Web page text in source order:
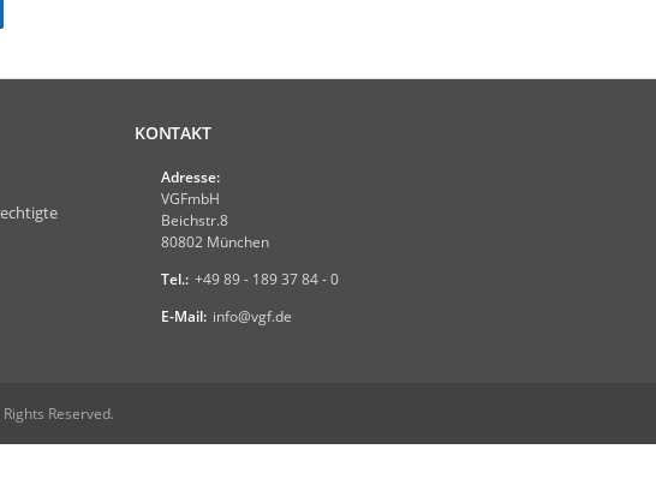
KONTAKT
Adresse:
VGFmbH
Beichstr.8
80802 München
Tel.: +49 89 - 189 37 84 - 0
E-Mail: info@vgf.de
Reserved.